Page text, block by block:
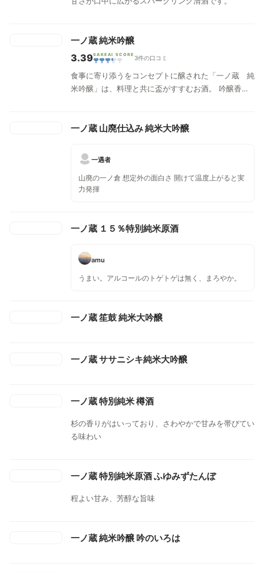
一ノ蔵 純米吟醸
3.39SAKEAI SCORE 3件の口コミ
食事に寄り添うをコンセプトに醸された「一ノ蔵 純
米吟醸」は、料理と共に盃がすすむお酒。 吟醸香も
一ノ蔵 山廃仕込み 純米大吟醸
一遇者
山廃の一ノ倉 想定外の面白さ 開けて温度上がると実
力発揮
一ノ蔵 １５％特別純米原酒
amu
うまい。アルコールのトゲトゲは無く、まろやか。
一ノ蔵 笙鼓 純米大吟醸
一ノ蔵 ササニシキ純米大吟醸
一ノ蔵 特別純米 樽酒
杉の香りがはいっており、さわやかで甘みを帯びてい
る味わい
一ノ蔵 特別純米原酒 ふゆみずたんぼ
程よい甘み、芳醇な旨味
一ノ蔵 純米吟醸 吟のいろは